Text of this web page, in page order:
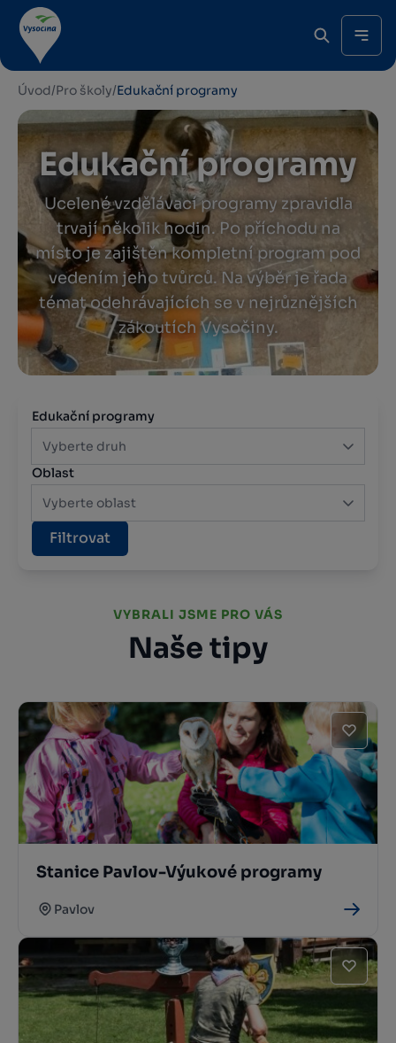
Úvod/Pro školy/Edukační programy
Edukační programy
Ucelené vzdělávací programy zpravidla
trvají několik hodin. Po příchodu na
místo je zajištěn kompletní program pod
vedením jeho tvůrců. Na výběr je řada
témat odehrávajících se v nejrůznějších
zákoutích Vysočiny.
Edukační programy
Vyberte druh
Oblast
Vyberte oblast
Filtrovat
VYBRALI JSME PRO VÁS
Naše tipy
Stanice Pavlov-Výukové programy
Pavlov